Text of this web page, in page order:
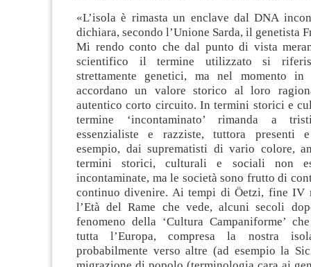
«L’isola è rimasta un enclave dal DNA
dichiara, secondo l’Unione Sarda, il genetista
Mi rendo conto che dal punto di vista
scientifico il termine utilizzato si
strettamente genetici, ma nel momento
accordano un valore storico al loro
autentico corto circuito. In termini storici e
termine ‘incontaminato’ rimanda a
essenzialiste e razziste, tuttora presenti
esempio, dai suprematisti di vario colore,
termini storici, culturali e sociali non
incontaminate, ma le società sono frutto di
continuo divenire. Ai tempi di Öetzi, fine IV
l’Età del Rame che vede, alcuni secoli
fenomeno della ‘Cultura Campaniforme’
tutta l’Europa, compresa la nostra
probabilmente verso altre (ad esempio la